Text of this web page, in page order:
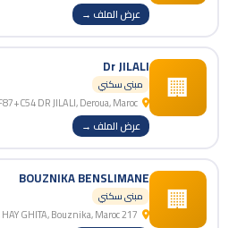
عرض الملف →
🏢
Dr JILALI
مبنى سكني
عرض الملف →
🏢
BOUZNIKA BENSLIMANE
مبنى سكني